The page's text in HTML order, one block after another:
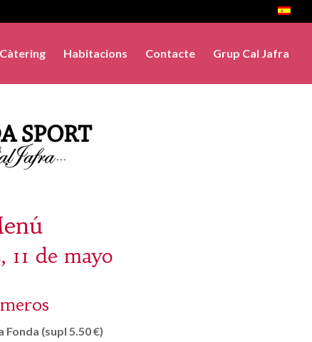
Càtering Habitacions Contacte Grup Cal Jafra
11 de mayo
Fonda (supl 5.50 €)